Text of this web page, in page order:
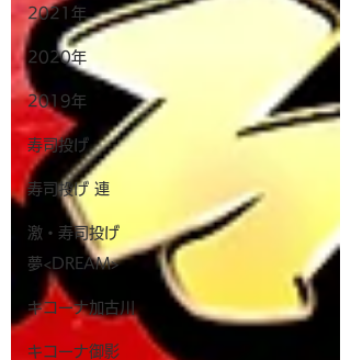
2021年
2020年
2019年
寿司投げ
寿司投げ 連
激・寿司投げ
夢<DREAM>
キコーナ加古川
キコーナ御影